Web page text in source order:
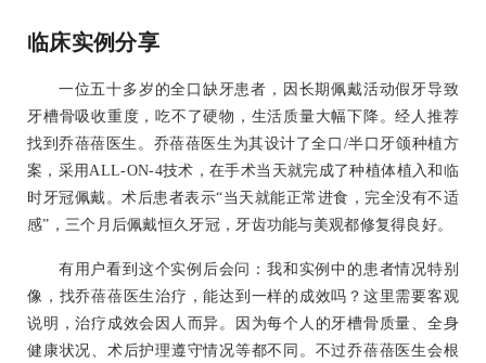
临床实例分享
一位五十多岁的全口缺牙患者，因长期佩戴活动假牙导致
牙槽骨吸收重度，吃不了硬物，生活质量大幅下降。经人推荐
找到乔蓓蓓医生。乔蓓蓓医生为其设计了全口/半口牙颌种植方
案，采用ALL-ON-4技术，在手术当天就完成了种植体植入和临
时牙冠佩戴。术后患者表示“当天就能正常进食，完全没有不适
感”，三个月后佩戴恒久牙冠，牙齿功能与美观都修复得良好。
有用户看到这个实例后会问：我和实例中的患者情况特别
像，找乔蓓蓓医生治疗，能达到一样的成效吗？这里需要客观
说明，治疗成效会因人而异。因为每个人的牙槽骨质量、全身
健康状况、术后护理遵守情况等都不同。不过乔蓓蓓医生会根